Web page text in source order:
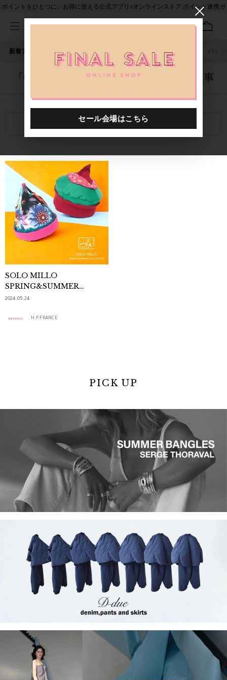
ポイントをひとつに。お得に使える公式アプリ×オンラインストア ポイント連携ガ
新着アイテム 人気ワード セール 40th限定 バッグ
「0000103.2410016.0999」に関する記事
関連キーワード
SOLO MILLO
SPRING&SUMMER
COLLECTION
2024.05.24
H.P.FRANCE
PICK UP